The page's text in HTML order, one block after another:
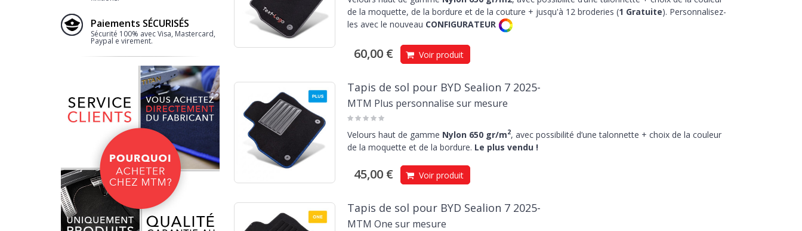
de la moquette, de la bordure et de la couture + jusqu'à 12 broderies (1 Gratuite). Personnalisez-
les avec le nouveau CONFIGURATEUR
60,00 € Voir produit
Tapis de sol pour BYD Sealion 7 2025-
MTM Plus personnalise sur mesure
Velours haut de gamme Nylon 650 gr/m2, avec possibilité d’une talonnette + choix de la couleur
de la moquette et de la bordure. Le plus vendu !
45,00 € Voir produit
Tapis de sol pour BYD Sealion 7 2025-
MTM One sur mesure
Paiements SÉCURISÉS
Sécurité 100% avec Visa, Mastercard,
Paypal e virement.